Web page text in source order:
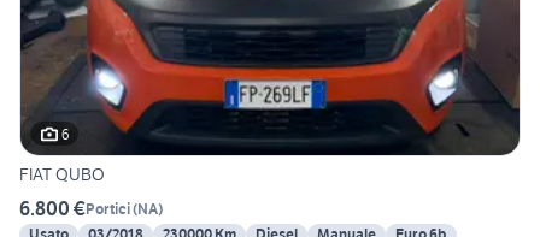
6
FIAT QUBO
6.800 €Portici(NA)